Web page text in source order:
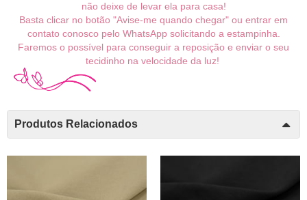
não deixe de levar ela para casa!
Basta clicar no botão "Avise-me quando chegar" ou entrar em
contato conosco pelo WhatsApp solicitando a estampinha.
Faremos o possível para conseguir a reposição e enviar o seu
tecidinho na velocidade da luz!
Produtos Relacionados